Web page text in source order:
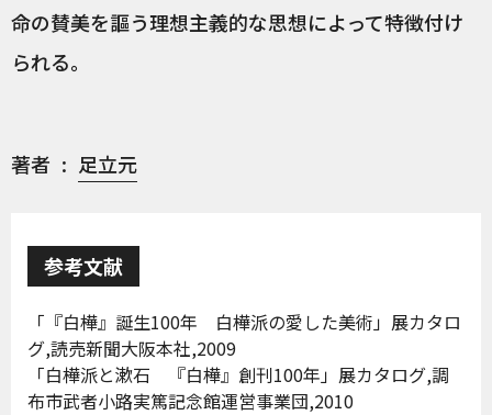
命の賛美を謳う理想主義的な思想によって特徴付け
られる。
著者 足立元
参考文献
「『白樺』誕生100年 白樺派の愛した美術」展カタロ
グ,読売新聞大阪本社,2009
「白樺派と漱石 『白樺』創刊100年」展カタログ,調
布市武者小路実篤記念館運営事業団,2010